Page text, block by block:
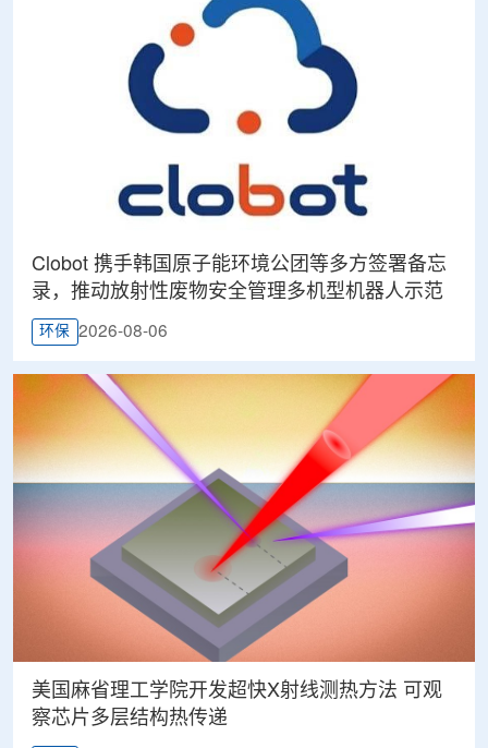
Clobot 携手韩国原子能环境公团等多方签署备忘
录，推动放射性废物安全管理多机型机器人示范
环保 2026-08-06
美国麻省理工学院开发超快X射线测热方法 可观
察芯片多层结构热传递